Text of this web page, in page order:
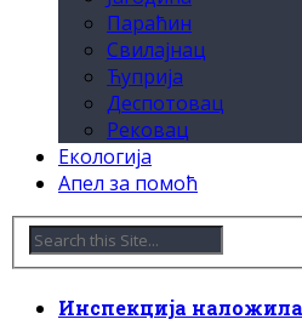
Параћин
Свилајнац
Ћуприја
Деспотовац
Рековац
Екологија
Апел за помоћ
Инспекција